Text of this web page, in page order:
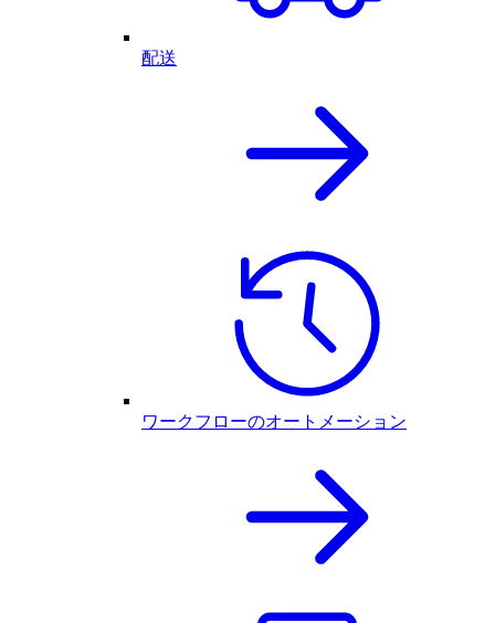
配送
ワークフローのオートメーション